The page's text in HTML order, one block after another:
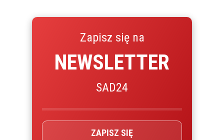
Zapisz się na
NEWSLETTER
SAD24
ZAPISZ SIĘ